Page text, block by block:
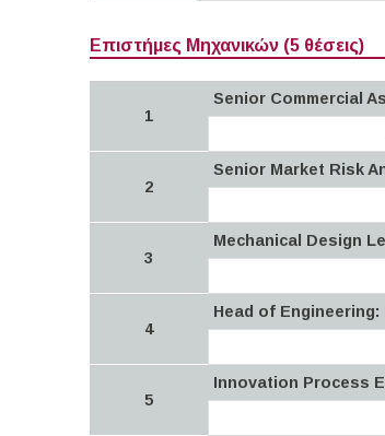
Επιστήμες Μηχανικών (5 θέσεις)
1
Senior Commercial
2
Senior Market Risk
3
Mechanical Design
4
Head of Engineering:
5
Innovation Process